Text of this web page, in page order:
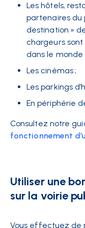
Les hôtels,
partenaires du
destination »
chargeurs
dans le monde
Les cinémas ;
Les parkings
En périphérie
Consultez notre
fonctionnement
Utiliser une
sur la voirie
Vous effectuez de